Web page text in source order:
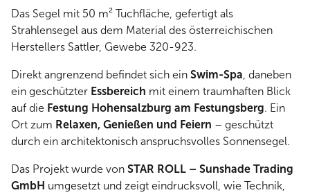
Das Segel mit 50 m² Tuchfläche, gefertigt als
Strahlensegel aus dem Material des österreichischen
Herstellers Sattler, Gewebe 320-923.
Direkt angrenzend befindet sich ein Swim-Spa, daneben
ein geschützter Essbereich mit einem traumhaften Blick
auf die Festung Hohensalzburg am Festungsberg. Ein
Ort zum Relaxen, Genießen und Feiern – geschützt
durch ein architektonisch anspruchsvolles Sonnensegel.
Das Projekt wurde von STAR ROLL – Sunshade Trading
GmbH umgesetzt und zeigt eindrucksvoll, wie Technik,